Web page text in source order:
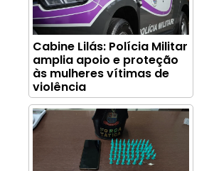
Cabine Lilás: Polícia Militar
amplia apoio e proteção
às mulheres vítimas de
violência